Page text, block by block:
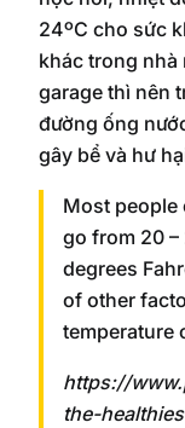
24ºC cho sức
khác trong nhà
garage thì nên
đường ống
gây bể và hư
Most people
go from 20 –
degrees
of other
temperature
https://
the-